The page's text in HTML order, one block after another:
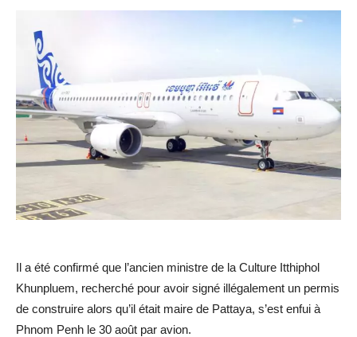
Il a été confirmé que l’ancien ministre de la Culture Itthiphol
Khunpluem, recherché pour avoir signé illégalement un permis
de construire alors qu’il était maire de Pattaya, s’est enfui à
Phnom Penh le 30 août par avion.